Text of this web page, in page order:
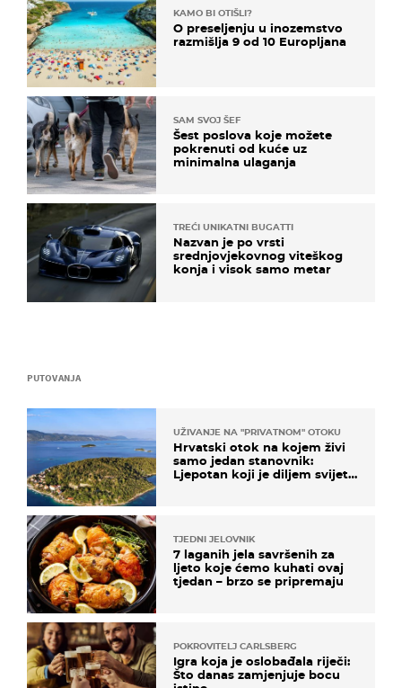
PUTOVANJA
UŽIVANJE NA "PRIVATNOM" OTOKU
Hrvatski otok na kojem živi
samo jedan stanovnik:
Ljepotan koji je diljem svijeta
TJEDNI JELOVNIK
7 laganih jela savršenih za
ljeto koje ćemo kuhati ovaj
tjedan – brzo se pripremaju
POKROVITELJ CARLSBERG
Igra koja je oslobađala riječi:
Što danas zamjenjuje bocu
KAMO BI OTIŠLI?
O preseljenju u inozemstvo
razmišlja 9 od 10 Europljana
SAM SVOJ ŠEF
Šest poslova koje možete
pokrenuti od kuće uz
minimalna ulaganja
TREĆI UNIKATNI BUGATTI
Nazvan je po vrsti
srednjovjekovnog viteškog
konja i visok samo metar